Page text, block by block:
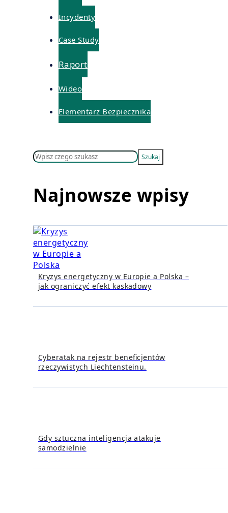
Incydenty
Case Study
Raport
Wideo
Elementarz Bezpiecznika
Szukaj Szukaj
Najnowsze wpisy
Kryzys energetyczny w Europie a Polska –
jak ograniczyć efekt kaskadowy
Cyberatak na rejestr beneficjentów
rzeczywistych Liechtensteinu.
Gdy sztuczna inteligencja atakuje
samodzielnie